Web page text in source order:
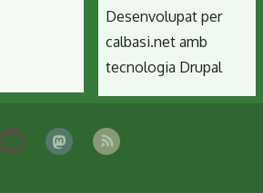
Desenvolupat per
calbasi.net amb
tecnologia Drupal